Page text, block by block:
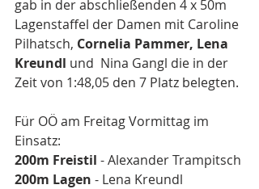
gab in der abschließenden 4 x 50m
Lagenstaffel der Damen mit Caroline
Pilhatsch, Cornelia Pammer, Lena
Kreundl und  Nina Gangl die in der
Zeit von 1:48,05 den 7 Platz belegten.
Für OÖ am Freitag Vormittag im
Einsatz:
200m Freistil - Alexander Trampitsch
200m Lagen - Lena Kreundl